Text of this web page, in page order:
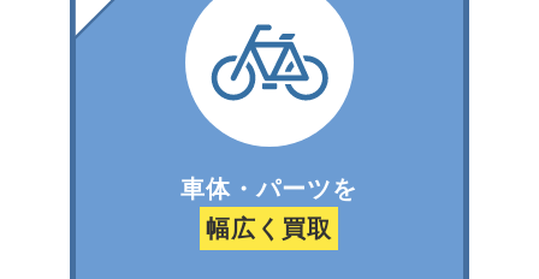
車体・パーツを
幅広く買取